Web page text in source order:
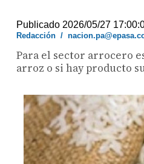
Publicado 2026/05/27
Redacción /
Para el sector arrocero
arroz o si hay producto